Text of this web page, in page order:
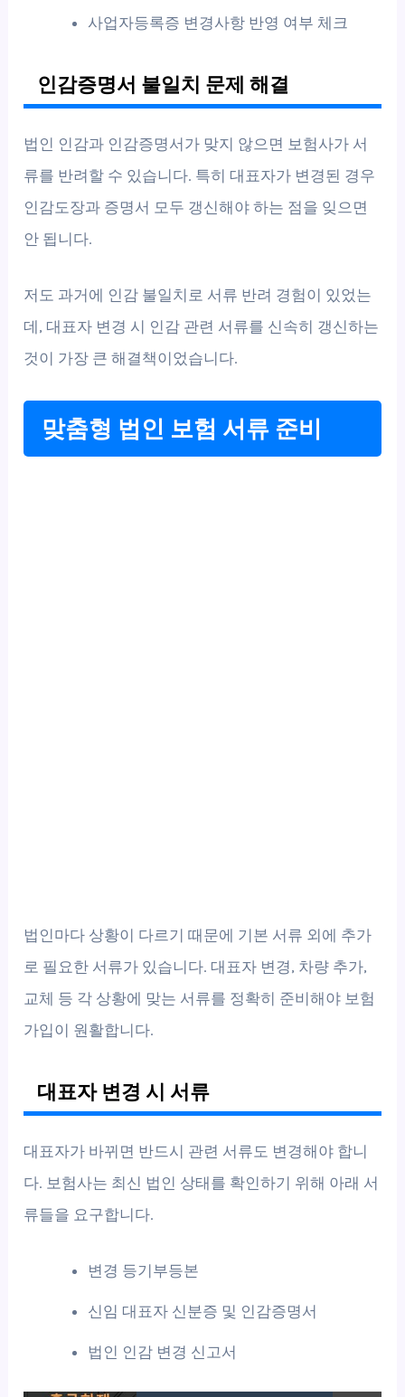
사업자등록증 변경사항 반영 여부 체크
인감증명서 불일치 문제 해결
법인 인감과 인감증명서가 맞지 않으면 보험사가 서
류를 반려할 수 있습니다. 특히 대표자가 변경된 경우
인감도장과 증명서 모두 갱신해야 하는 점을 잊으면
안 됩니다.
저도 과거에 인감 불일치로 서류 반려 경험이 있었는
데, 대표자 변경 시 인감 관련 서류를 신속히 갱신하는
것이 가장 큰 해결책이었습니다.
맞춤형 법인 보험 서류 준비
법인마다 상황이 다르기 때문에 기본 서류 외에 추가
로 필요한 서류가 있습니다. 대표자 변경, 차량 추가,
교체 등 각 상황에 맞는 서류를 정확히 준비해야 보험
가입이 원활합니다.
대표자 변경 시 서류
대표자가 바뀌면 반드시 관련 서류도 변경해야 합니
다. 보험사는 최신 법인 상태를 확인하기 위해 아래 서
류들을 요구합니다.
변경 등기부등본
신임 대표자 신분증 및 인감증명서
법인 인감 변경 신고서